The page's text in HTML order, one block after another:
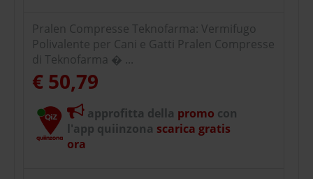
Pralen Compresse Teknofarma: Vermifugo
Polivalente per Cani e Gatti Pralen Compresse
di Teknofarma � ...
€ 50,79
approfitta della promo con
l'app quiinzona scarica gratis
ora